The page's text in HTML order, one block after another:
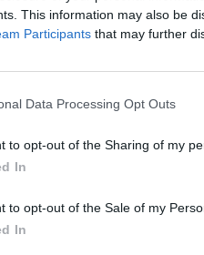
This information may also be
Participants that may further
Data Processing Opt Outs
to opt-out of the Sharing of my
In
to opt-out of the Sale of my
In